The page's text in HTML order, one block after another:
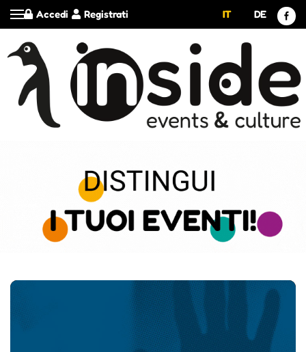
Registrati
Accedi IT DE